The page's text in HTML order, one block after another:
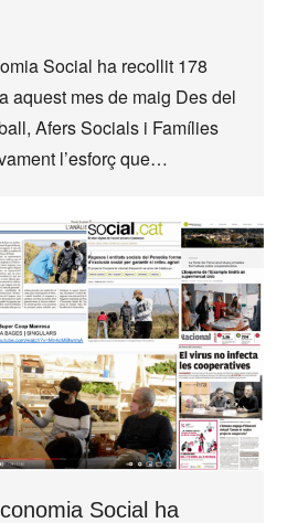
Social ha recollit 178
aquest mes de maig Des del
Afers Socials i Famílies
l’esforç que…
Social ha